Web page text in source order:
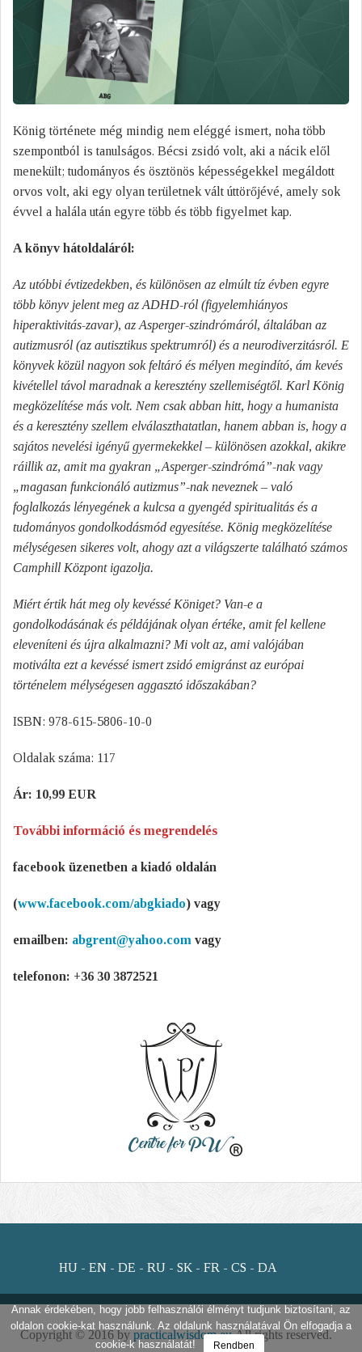
König története még mindig nem eléggé ismert, noha több
szempontból is tanulságos. Bécsi zsidó volt, aki a nácik elől
menekült; tudományos és ösztönös képességekkel megáldott
orvos volt, aki egy olyan területnek vált úttörőjévé, amely sok
évvel a halála után egyre több és több figyelmet kap.
A könyv hátoldaláról:
Az utóbbi évtizedekben, és különösen az elmúlt tíz évben egyre
több könyv jelent meg az ADHD-ról (figyelemhiányos
hiperaktivitás-zavar), az Asperger-szindrómáról, általában az
autizmusról (az autisztikus spektrumról) és a neurodiverzitásról. E
könyvek közül nagyon sok feltáró és mélyen megindító, ám kevés
kivétellel távol maradnak a keresztény szellemiségtől. Karl König
megközelítése más volt. Nem csak abban hitt, hogy a humanista
és a keresztény szellem elválaszthatatlan, hanem abban is, hogy a
sajátos nevelési igényű gyermekekkel – különösen azokkal, akikre
ráillik az, amit ma gyakran „Asperger-szindrómá”-nak vagy
„magasan funkcionáló autizmus”-nak neveznek – való
foglalkozás lényegének a kulcsa a gyengéd spiritualitás és a
tudományos gondolkodásmód egyesítése. König megközelítése
mélységesen sikeres volt, ahogy azt a világszerte található számos
Camphill Központ igazolja.
Miért értik hát meg oly kevéssé Königet? Van-e a
gondolkodásának és példájának olyan értéke, amit fel kellene
eleveníteni és újra alkalmazni? Mi volt az, ami valójában
motiválta ezt a kevéssé ismert zsidó emigránst az európai
történelem mélységesen aggasztó időszakában?
ISBN: 978-615-5806-10-0
Oldalak száma: 117
Ár: 10,99 EUR
További információ és megrendelés
facebook üzenetben a kiadó oldalán
(www.facebook.com/abgkiado) vagy
emailben: abgrent@yahoo.com vagy
telefonon: +36 30 3872521
HU EN DE RU SK FR CS DA
Copyright © 2016 by practicalwisdom.euAll rights reserved.
Annak érdekében, hogy jobb felhasználói élményt tudjunk biztosítani, az
oldalon cookie-kat használunk. Az oldalunk használatával Ön elfogadja a
cookie-k használatát!
Rendben